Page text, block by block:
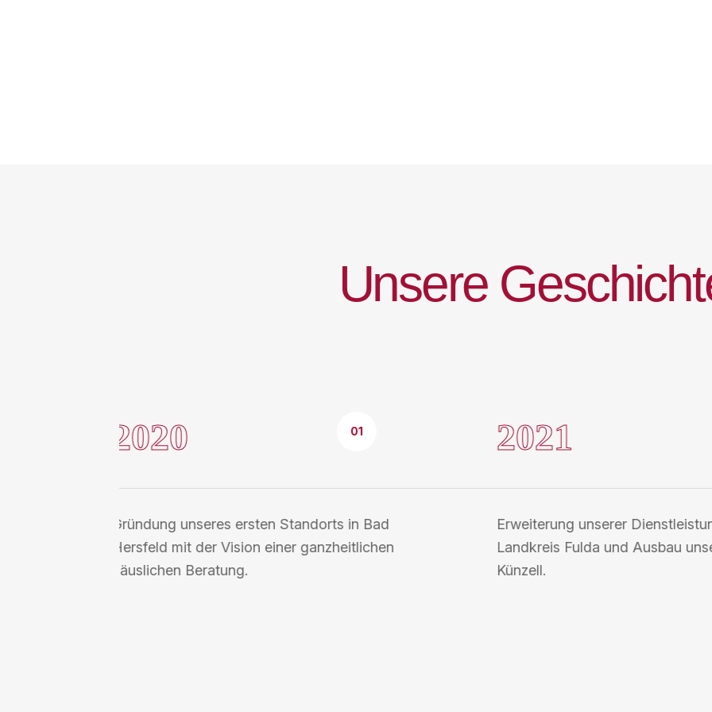
Unsere Geschicht
2021 02
Erweiterung unserer Dienstleistungen im
Landkreis Fulda und Ausbau unserer Filiale in
Künzell.
2022
Entwicklung unseres
Digitalisierung sämtlicher